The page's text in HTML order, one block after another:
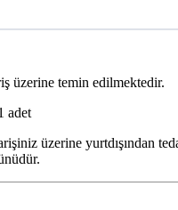
üzerine temin edilmektedir.
adet
üzerine yurtdışından